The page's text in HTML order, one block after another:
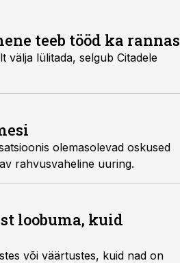
teeb tööd ka rannas
välja lülitada, selgub Citadele
olemasolevad oskused
rahvusvaheline uuring.
loobuma, kuid
või väärtustes, kuid nad on